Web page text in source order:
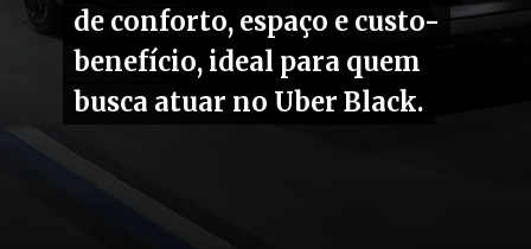
de conforto, espaço e custo-
benefício, ideal para quem
busca atuar no Uber Black.
de conforto, espaço e custo-
benefício, ideal para quem
busca atuar no Uber Black.